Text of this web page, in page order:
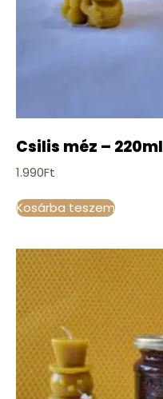
Csilis méz – 220ml
1.990Ft
Kosárba teszem